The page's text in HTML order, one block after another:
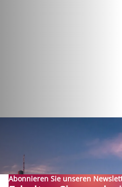
Abonnieren Sie unseren